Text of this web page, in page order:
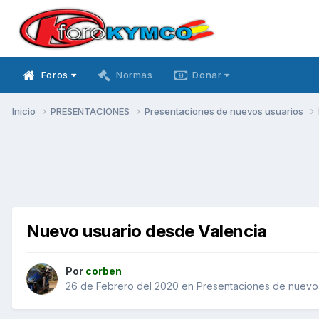
Foros Normas Donar
Inicio PRESENTACIONES Presentaciones de nuevos usuarios
Nuevo usuario desde Valencia
Por corben
26 de Febrero del 2020 en Presentaciones de